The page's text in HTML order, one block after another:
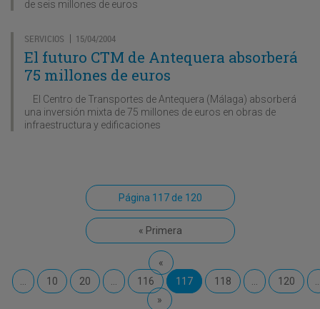
de seis millones de euros
SERVICIOS | 15/04/2004
El futuro CTM de Antequera absorberá
75 millones de euros
El Centro de Transportes de Antequera (Málaga) absorberá
una inversión mixta de 75 millones de euros en obras de
infraestructura y edificaciones
Página 117 de 120
« Primera
«
10 20 116 117 118 120
»